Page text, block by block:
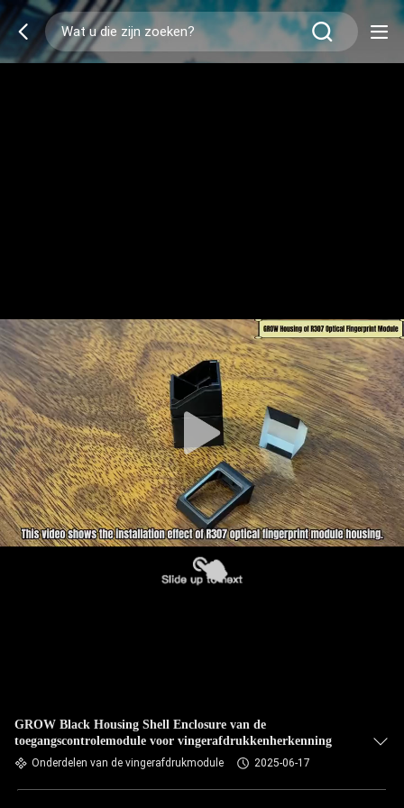
GROW Black Housing Shell Enclosure van de
toegangscontrolemodule voor vingerafdrukkenherkenning
Onderdelen van de vingerafdrukmodule 2025-06-17